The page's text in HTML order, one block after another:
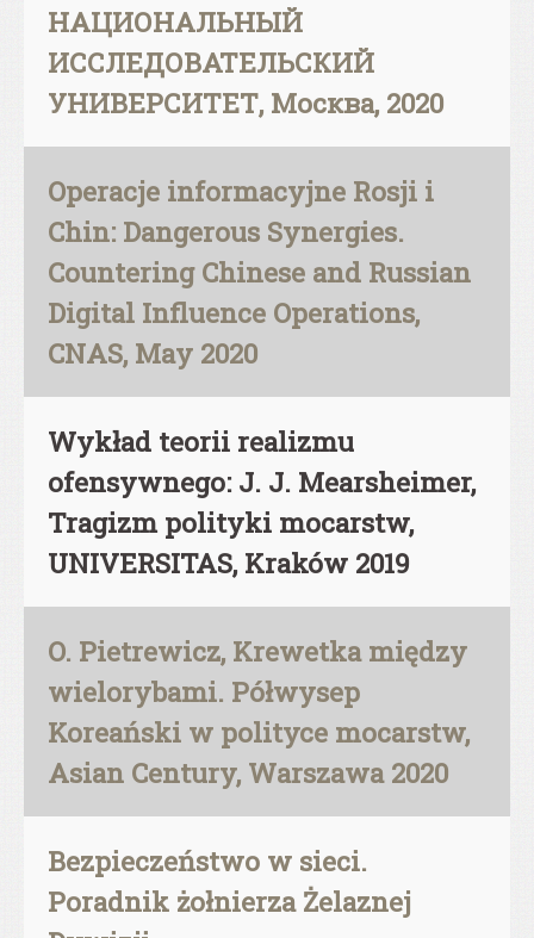
НАЦИОНАЛЬНЫЙ
ИССЛЕДОВАТЕЛЬСКИЙ
УНИВЕРСИТЕТ, Москва, 2020
Operacje informacyjne Rosji i
Chin: Dangerous Synergies.
Countering Chinese and Russian
Digital Influence Operations,
CNAS, May 2020
Wykład teorii realizmu
ofensywnego: J. J. Mearsheimer,
Tragizm polityki mocarstw,
UNIVERSITAS, Kraków 2019
O. Pietrewicz, Krewetka między
wielorybami. Półwysep
Koreański w polityce mocarstw,
Asian Century, Warszawa 2020
Bezpieczeństwo w sieci.
Poradnik żołnierza Żelaznej